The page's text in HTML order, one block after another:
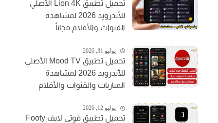
تحميل تطبيق Lion 4K الأصلي
للأندرويد 2026 لمشاهدة
القنوات والأفلام مجاناً
يوليو 31, 2026
تحميل تطبيق Mood TV الأصلي
للأندرويد 2026 لمشاهدة
المباريات والقنوات والأفلام
يوليو 12, 2026
تحميل تطبيق فوتي لايف Footy